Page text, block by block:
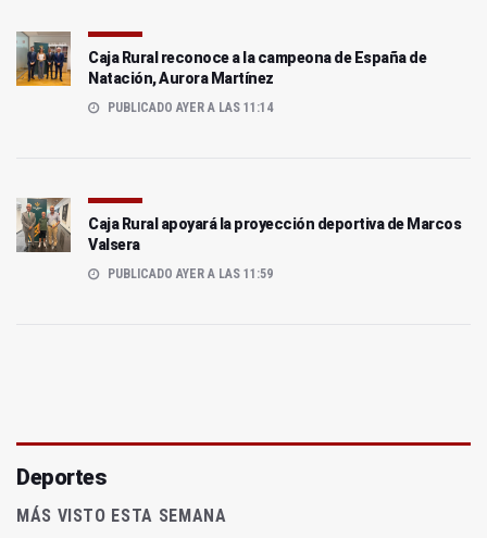
Caja Rural reconoce a la campeona de España de
Natación, Aurora Martínez
PUBLICADO AYER A LAS 11:14
Caja Rural apoyará la proyección deportiva de Marcos
Valsera
PUBLICADO AYER A LAS 11:59
Deportes
MÁS VISTO ESTA SEMANA